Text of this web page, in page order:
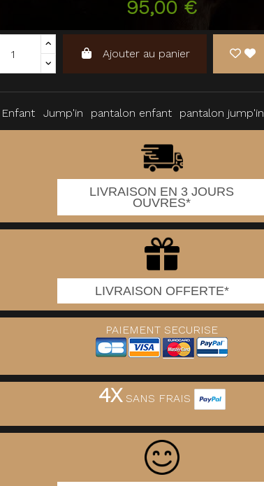
95,00 €
Ajouter au panier
Enfant Jump'in pantalon enfant pantalon jump'in
LIVRAISON EN 3 JOURS
OUVRES*
LIVRAISON OFFERTE*
PAIEMENT SECURISE
4XSANS FRAIS